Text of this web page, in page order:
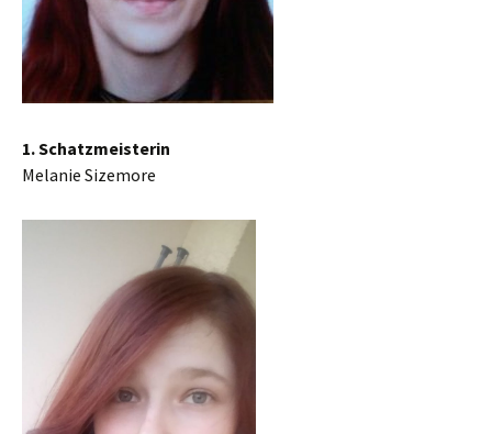
1. Schatzmeisterin
Melanie Sizemore